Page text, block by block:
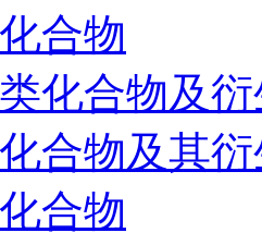
合物
化合物及
合物及其
合物